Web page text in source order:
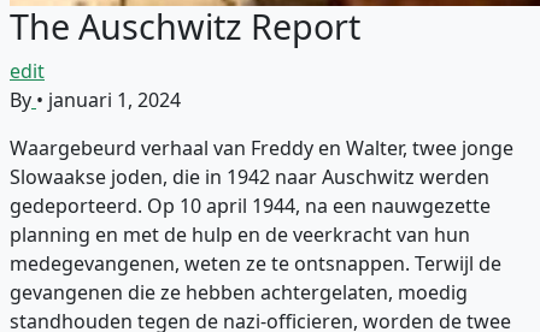
The Auschwitz Report
edit
By • januari 1, 2024
Waargebeurd verhaal van Freddy en Walter, twee jonge
Slowaakse joden, die in 1942 naar Auschwitz werden
gedeporteerd. Op 10 april 1944, na een nauwgezette
planning en met de hulp en de veerkracht van hun
medegevangenen, weten ze te ontsnappen. Terwijl de
gevangenen die ze hebben achtergelaten, moedig
standhouden tegen de nazi-officieren, worden de twee